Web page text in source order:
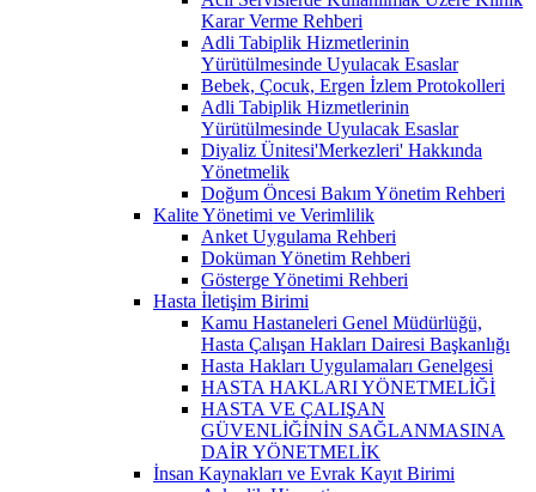
Karar Verme Rehberi
Adli Tabiplik Hizmetlerinin
Yürütülmesinde Uyulacak Esaslar
Bebek, Çocuk, Ergen İzlem Protokolleri
Adli Tabiplik Hizmetlerinin
Yürütülmesinde Uyulacak Esaslar
Diyaliz Ünitesi'Merkezleri' Hakkında
Yönetmelik
Doğum Öncesi Bakım Yönetim Rehberi
Kalite Yönetimi ve Verimlilik
Anket Uygulama Rehberi
Doküman Yönetim Rehberi
Gösterge Yönetimi Rehberi
Hasta İletişim Birimi
Kamu Hastaneleri Genel Müdürlüğü,
Hasta Çalışan Hakları Dairesi Başkanlığı
Hasta Hakları Uygulamaları Genelgesi
HASTA HAKLARI YÖNETMELİĞİ
HASTA VE ÇALIŞAN
GÜVENLİĞİNİN SAĞLANMASINA
DAİR YÖNETMELİK
İnsan Kaynakları ve Evrak Kayıt Birimi